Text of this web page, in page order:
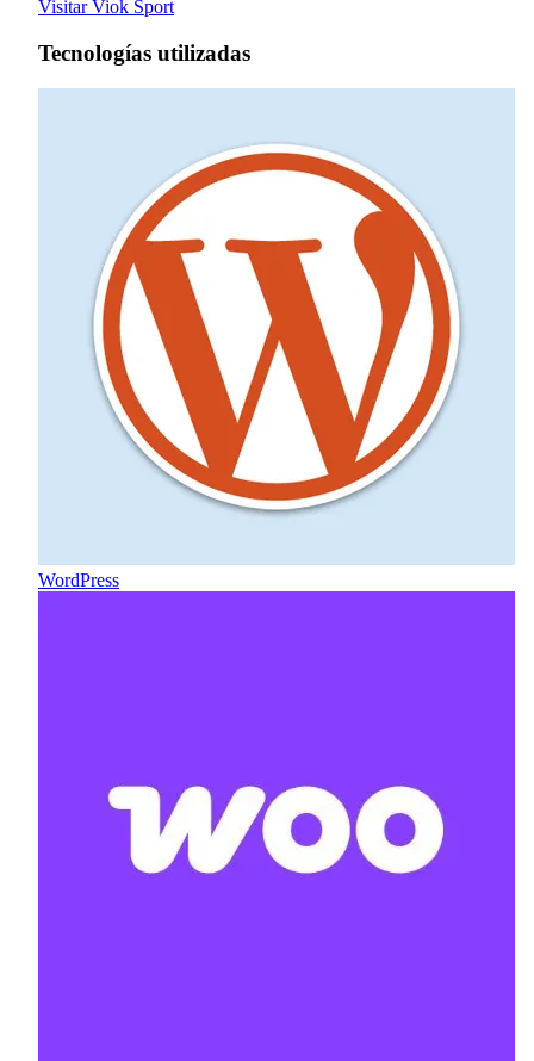
Visitar Viok Sport
Tecnologías utilizadas
WordPress